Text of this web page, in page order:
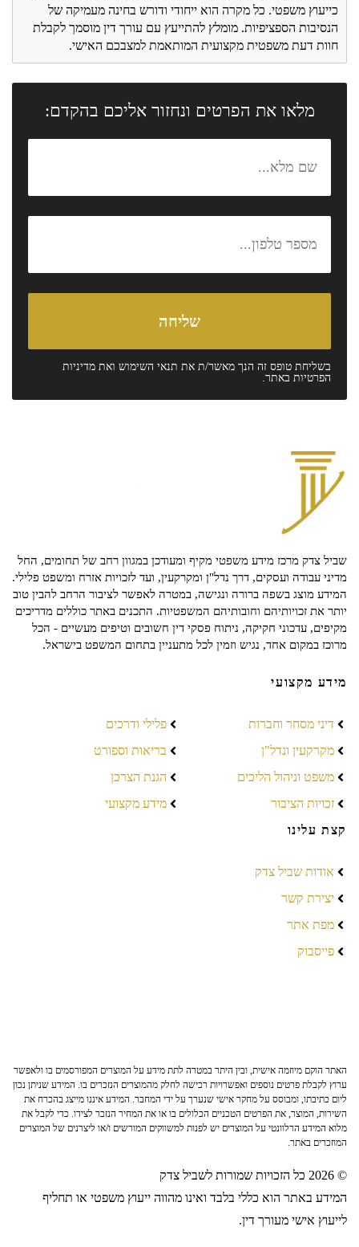
כייעוץ משפטי. כל מקרה הוא ייחודי ודורש בחינה מעמיקה של
הנסיבות הספציפיות. מומלץ להתייעץ עם עורך דין מוסמך לקבלת
חוות דעת משפטית מקצועית המותאמת למצבכם האישי.
מלאו את הפרטים ונחזור אליכם בהקדם:
בשליחת טופס זה הנך מאשר/ת את תנאי השימוש ואת מדיניות
הפרטיות באתר.
שביל צדק מרכז מידע משפטי מקיף ומעודכן במגוון רחב של תחומים, החל
מדיני עבודה ועסקים, דרך נדל"ן ומקרקעין, ועד לזכויות אזרח ומשפט פלילי.
המידע מוצג בשפה ברורה ונגישה, במטרה לאפשר לציבור הרחב להבין טוב
יותר את זכויותיהם וחובותיהם המשפטיות. התכנים באתר כוללים מדריכים
מקיפים, עדכוני חקיקה, ניתוח פסקי דין חשובים וטיפים מעשיים - הכל
מרוכז במקום אחד, נגיש וזמין לכל מתעניין בתחום המשפט בישראל.
מידע מקצועי
דיני מסחר וחברות
מקרקעין ונדל"ן
משפט וניהול הליכים
זכויות הציבור
פלילי ודרכים
בריאות וספורט
הגנת הצרכן
מידע מקצועי
קצת עלינו
אודות שביל צדק
יצירת קשר
מפת אתר
פייסבוק
האתר הוקם מיוזמה אישית, ובין היתר במטרה לתת מידע על המוצרים המפורסמים בו ולאפשר
ערוץ לקבלת פרטים נוספים ואפשרויות רכישה לחלק מהמוצרים הנזכרים בו. המידע שניתן נכון
ליום כתיבתו, ומבוסס על מחקר אישי שנערך על ידי המחבר. המידע איננו מייצג בהכרח את
השירות, המוצר, את הפרטים הטכניים הכלולים בו או את המחיר הנזכר לצידו. כדי לקבל את
מלוא המידע הרלוונטי על המוצרים יש לפנות למשווקים המורשים ו/או ליצרנים של המוצרים
המוזכרים באתר.
© 2026 כל הזכויות שמורות לשביל צדק
המידע באתר הוא כללי בלבד ואינו מהווה ייעוץ משפטי או תחליף
לייעוץ אישי מעורך דין.